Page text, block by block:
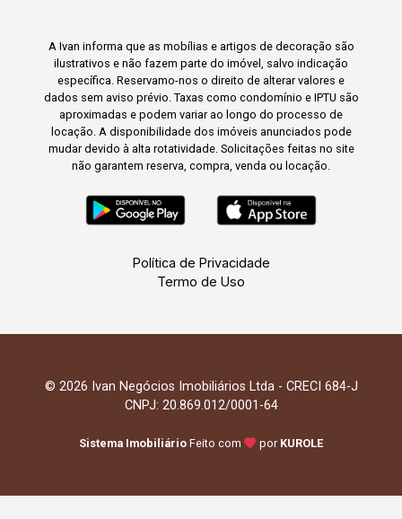
A Ivan informa que as mobílias e artigos de decoração são
ilustrativos e não fazem parte do imóvel, salvo indicação
específica. Reservamo-nos o direito de alterar valores e
dados sem aviso prévio. Taxas como condomínio e IPTU são
aproximadas e podem variar ao longo do processo de
locação. A disponibilidade dos imóveis anunciados pode
mudar devido à alta rotatividade. Solicitações feitas no site
não garantem reserva, compra, venda ou locação.
Política de Privacidade
Termo de Uso
© 2026 Ivan Negócios Imobiliários Ltda - CRECI 684-J
CNPJ: 20.869.012/0001-64
Sistema Imobiliário Feito com por KUROLE